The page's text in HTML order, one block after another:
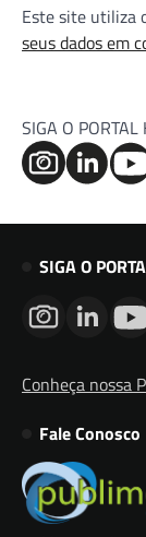
Este site utiliza
seus dados em
SIGA O
SIGA O
Conheça nossa
Fale Conosco